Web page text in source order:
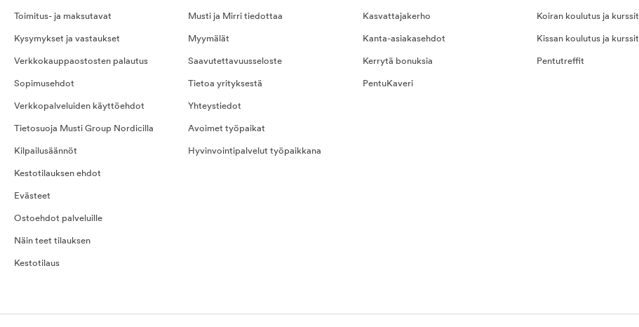
Toimitus- ja maksutavat
Kysymykset ja vastaukset
Verkkokauppaostosten palautus
Sopimusehdot
Verkkopalveluiden käyttöehdot
Tietosuoja Musti Group Nordicilla
Kilpailusäännöt
Kestotilauksen ehdot
Evästeet
Ostoehdot palveluille
Näin teet tilauksen
Kestotilaus
Musti ja Mirri tiedottaa
Myymälät
Saavutettavuusseloste
Tietoa yrityksestä
Yhteystiedot
Avoimet työpaikat
Hyvinvointipalvelut työpaikkana
Kasvattajakerho
Kanta-asiakasehdot
Kerrytä bonuksia
PentuKaveri
Koiran koulutus ja kurssit
Kissan koulutus ja kurssit
Pentutreffit